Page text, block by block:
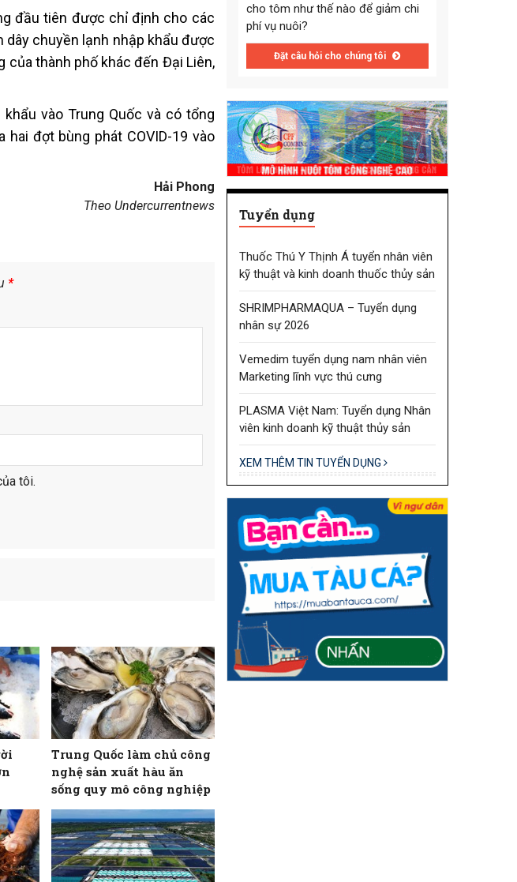
đầu tiên được chỉ định cho các
chuyền lạnh nhập khẩu được
của thành phố khác đến Đại Liên,
vào Trung Quốc và có tổng
đợt bùng phát COVID-19 vào
Hải Phong
Theo Undercurrentnews
*
tôi.
Trung Quốc làm chủ công
nghệ sản xuất hàu ăn
sống quy mô công nghiệp
cho tôm như thế nào để giảm chi
phí vụ nuôi?
Đặt câu hỏi cho chúng tôi
Tuyển dụng
Thuốc Thú Y Thịnh Á tuyển nhân viên
kỹ thuật và kinh doanh thuốc thủy sản
SHRIMPHARMAQUA – Tuyển dụng
nhân sự 2026
Vemedim tuyển dụng nam nhân viên
Marketing lĩnh vực thú cưng
PLASMA Việt Nam: Tuyển dụng Nhân
viên kinh doanh kỹ thuật thủy sản
XEM THÊM TIN TUYỂN DỤNG